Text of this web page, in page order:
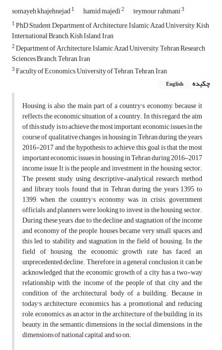
somayeh khajehnejad1 hamid majedi2 teymour rahmani3
1PhD Student, Department of Architecture, Islamic Azad University, Kish
International Branch, Kish Island, Iran
2Department of Architecture, Islamic Azad University, Tehran Research
Sciences Branch, Tehran, Iran
3Faculty of Economics, University of Tehran, Tehran, Iran
چکیده
English
Housing is also the main part of a country's economy, because it
reflects the economic situation of a country. In this regard, the aim
of this study is to achieve the most important economic issues in the
course of qualitative changes in housing in Tehran during the years
2016-2017 and the hypothesis to achieve this goal is that the most
important economic issues in housing in Tehran during 2016-2017
income issue It is the people and investment in the housing sector.
The present study, using descriptive-analytical research method
and library tools, found that in Tehran during the years 1395 to
1399, when the country's economy was in crisis, government
officials and planners were looking to invest in the housing sector.
During these years, due to the decline and stagnation of the income
and economy of the people, houses became very small spaces, and
this led to stability and stagnation in the field of housing. In the
field of housing, the economic growth rate has faced an
unprecedented decline. Therefore, in a general conclusion, it can be
acknowledged that the economic growth of a city has a two-way
relationship with the income of the people of that city and the
condition of the architectural body of a building. Because in
today's architecture, economics has a promotional and reducing
role, economics as an actor in the architecture of the building, in its
beauty, in the semantic dimensions in the social dimensions, in the
dimensions of national capital, and so on.